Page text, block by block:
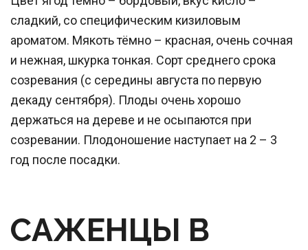
сладкий, со специфическим кизиловым
ароматом. Мякоть тёмно – красная, очень сочная
и нежная, шкурка тонкая. Сорт среднего срока
созревания (с середины августа по первую
декаду сентября). Плоды очень хорошо
держаться на дереве и не осыпаются при
созревании. Плодоношение наступает на 2 – 3
год после посадки.
САЖЕНЦЫ В